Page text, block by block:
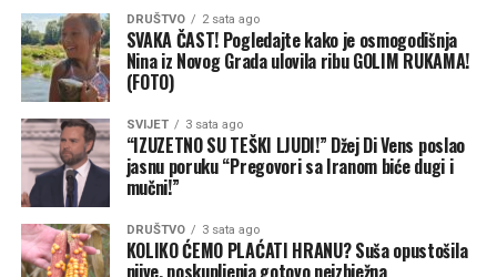
Banjaluka24
DRUŠTVO 2 sata ago
SVAKA ČAST! Pogledajte kako je osmogodišnja
Nina iz Novog Grada ulovila ribu GOLIM RUKAMA!
(FOTO)
SVIJET 3 sata ago
“IZUZETNO SU TEŠKI LJUDI!” Džej Di Vens poslao
jasnu poruku “Pregovori sa Iranom biće dugi i
mučni!”
DRUŠTVO 3 sata ago
KOLIKO ĆEMO PLAĆATI HRANU? Suša opustošila
njive, poskupljenja gotovo neizbježna